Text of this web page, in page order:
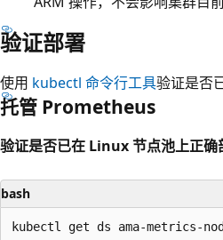
验证部署
使用 kubectl 命令行工具验证是否
托管 Prometheus
验证是否已在 Linux 节点池上正
bash